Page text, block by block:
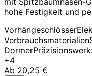
hohe Festigkeit und
Vorhängeschlösser
Verbrauchsmaterialien
Dormer
+4
Ab 20,25 €